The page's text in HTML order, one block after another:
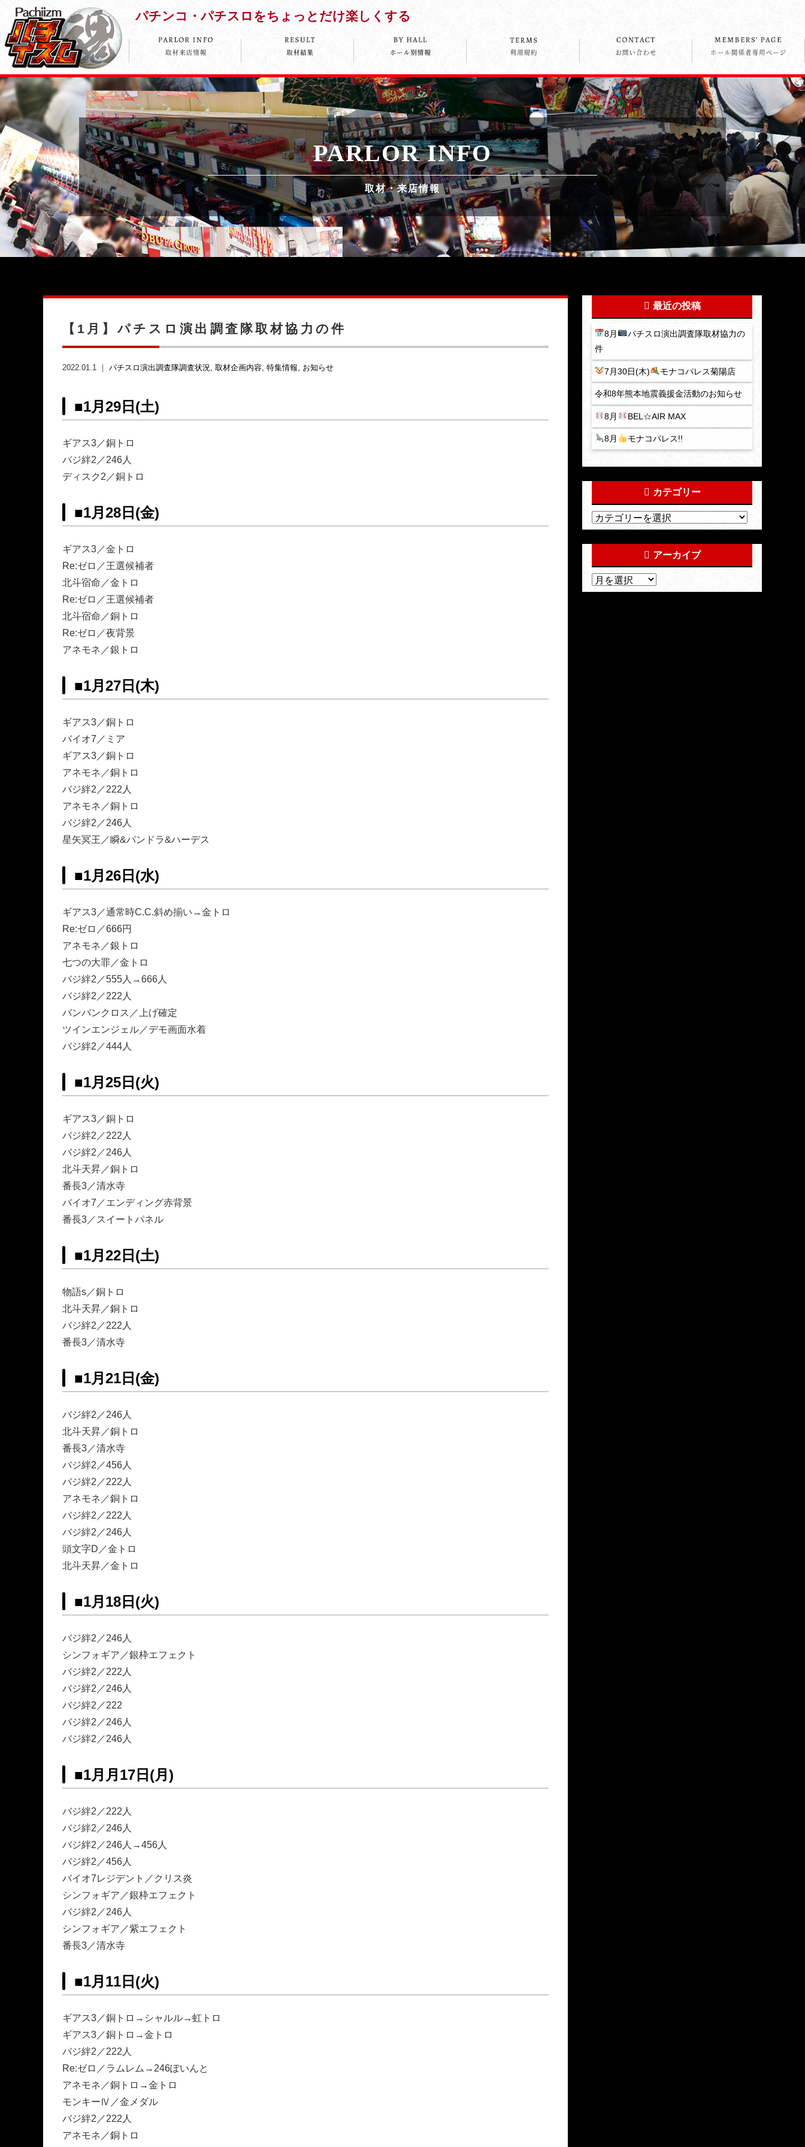
パチンコ・パチスロをちょっとだけ楽しくする
PARLOR INFO
取材・来店情報
【1月】パチスロ演出調査隊取材協力の件
2022.01.1 ｜ パチスロ演出調査隊調査状況 取材企画内容 特集情報 お知らせ
■1月29日(土)
ギアス3／銅トロ
バジ絆2／246人
ディスク2／銅トロ
■1月28日(金)
ギアス3／金トロ
Re:ゼロ／王選候補者
北斗宿命／金トロ
Re:ゼロ／王選候補者
北斗宿命／銅トロ
Re:ゼロ／夜背景
アネモネ／銀トロ
■1月27日(木)
ギアス3／銅トロ
バイオ7／ミア
ギアス3／銅トロ
アネモネ／銅トロ
バジ絆2／222人
アネモネ／銅トロ
バジ絆2／246人
星矢冥王／瞬&パンドラ&ハーデス
■1月26日(水)
ギアス3／通常時C.C.斜め揃い→金トロ
Re:ゼロ／666円
アネモネ／銀トロ
七つの大罪／金トロ
バジ絆2／555人→666人
バジ絆2／222人
バンバンクロス／上げ確定
ツインエンジェル／デモ画面水着
バジ絆2／444人
■1月25日(火)
ギアス3／銅トロ
バジ絆2／222人
バジ絆2／246人
北斗天昇／銅トロ
番長3／清水寺
バイオ7／エンディング赤背景
番長3／スイートパネル
■1月22日(土)
物語s／銅トロ
北斗天昇／銅トロ
バジ絆2／222人
番長3／清水寺
■1月21日(金)
バジ絆2／246人
北斗天昇／銅トロ
番長3／清水寺
バジ絆2／456人
バジ絆2／222人
アネモネ／銅トロ
バジ絆2／222人
バジ絆2／246人
頭文字D／金トロ
北斗天昇／金トロ
■1月18日(火)
バジ絆2／246人
シンフォギア／銀枠エフェクト
バジ絆2／222人
バジ絆2／246人
バジ絆2／222
バジ絆2／246人
バジ絆2／246人
■1月月17日(月)
バジ絆2／222人
バジ絆2／246人
バジ絆2／246人→456人
バジ絆2／456人
バイオ7レジデント／クリス炎
シンフォギア／銀枠エフェクト
バジ絆2／246人
シンフォギア／紫エフェクト
番長3／清水寺
■1月11日(火)
ギアス3／銅トロ→シャルル→虹トロ
ギアス3／銅トロ→金トロ
バジ絆2／222人
Re:ゼロ／ラムレム→246ぽいんと
アネモネ／銅トロ→金トロ
モンキーⅣ／金メダル
バジ絆2／222人
アネモネ／銅トロ
最近の投稿
8月
パチスロ演出調査隊取材協力の
件
7月30日(木) モナコパレス菊陽店
令和8年熊本地震義援金活動のお知らせ
8月 BEL☆AIR MAX
8月 モナコパレス!!
カテゴリー
アーカイブ